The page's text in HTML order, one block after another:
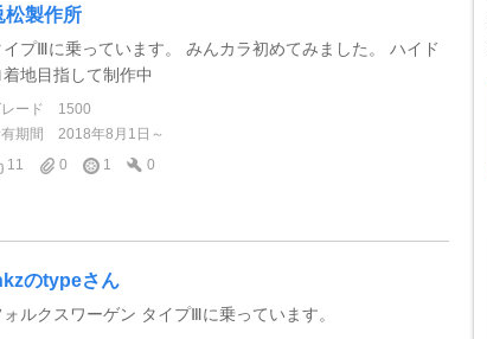
松製作所
イプⅢに乗っています。 みんカラ初めてみました。 ハイド
着地目指して制作中
ード
1500
期間
2018年8月1日～
11
0 1 0
のtypeさん
ォルクスワーゲン タイプⅢに乗っています。